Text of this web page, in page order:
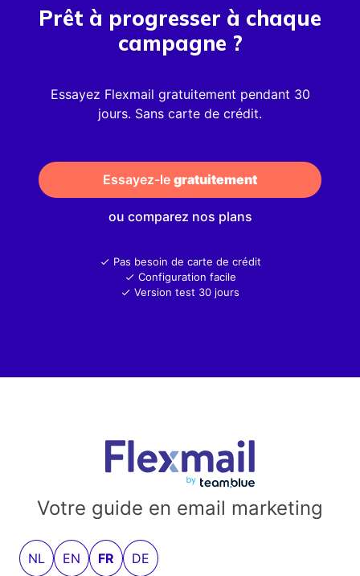
Prêt à progresser à chaque
campagne ?
Essayez Flexmail gratuitement pendant 30
jours. Sans carte de crédit.
Essayez-le gratuitement
ou comparez nos plans
Pas besoin de carte de crédit
Configuration facile
Version test 30 jours
Votre guide en email marketing
NL EN FR DE